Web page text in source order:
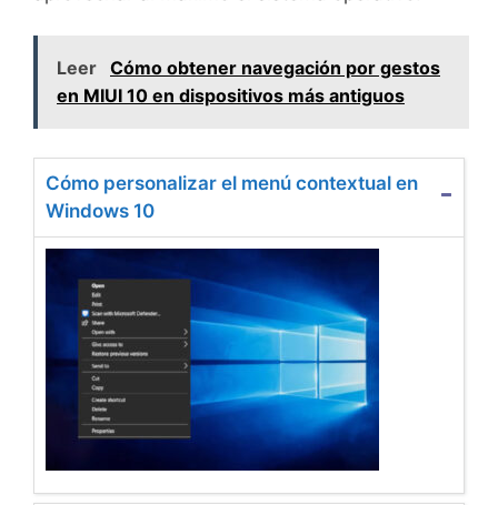
Leer Cómo obtener navegación por gestos
en MIUI 10 en dispositivos más antiguos
Cómo personalizar el menú contextual en
Windows 10